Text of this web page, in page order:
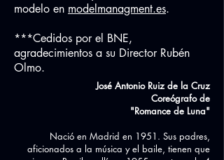
modelo en modelmanagment.es.
***Cedidos por el BNE,
agradecimientos a su Director Rubén
Olmo.
José Antonio Ruiz de la Cruz
Coreógrafo de
"Romance de Luna"
Nació en Madrid en 1951. Sus padres,
aficionados a la música y el baile, tienen que